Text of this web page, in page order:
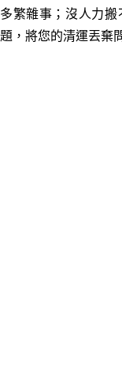
多繁雜事； 沒人力搬
題，將您的清運丟棄